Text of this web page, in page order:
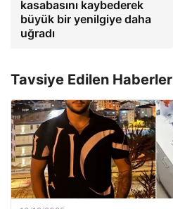
kasabasını kaybederek
büyük bir yenilgiye daha
uğradı
Tavsiye Edilen Haberler